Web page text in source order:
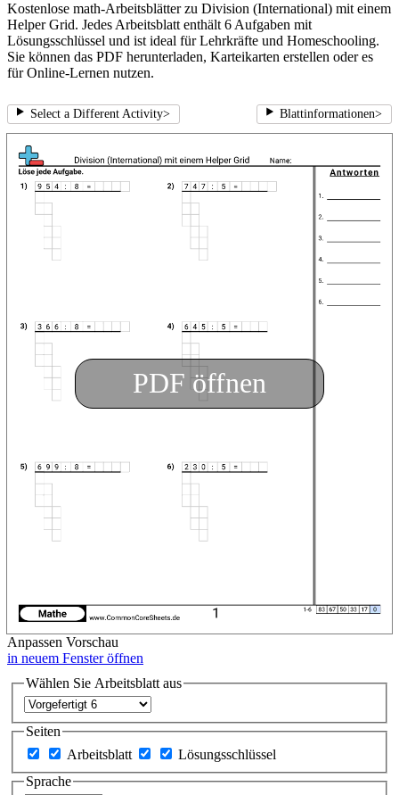
Kostenlose math-Arbeitsblätter zu Division (International) mit einem
Helper Grid. Jedes Arbeitsblatt enthält 6 Aufgaben mit
Lösungsschlüssel und ist ideal für Lehrkräfte und Homeschooling.
Sie können das PDF herunterladen, Karteikarten erstellen oder es
für Online-Lernen nutzen.
Select a Different Activity> Blattinformationen>
PDF öffnen
Anpassen Vorschau
in neuem Fenster öffnen
Wählen Sie Arbeitsblatt aus
Seiten
Arbeitsblatt
Lösungsschlüssel
Sprache